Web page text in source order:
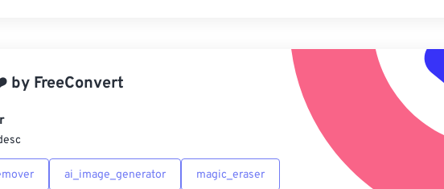
應用預設
另存為預設
by FreeConvert
ai_image_generator magic_eraser